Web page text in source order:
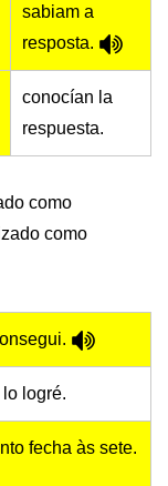
sabiam a
resposta.
conocían la
respuesta.
como
como
logré.
fecha às sete.